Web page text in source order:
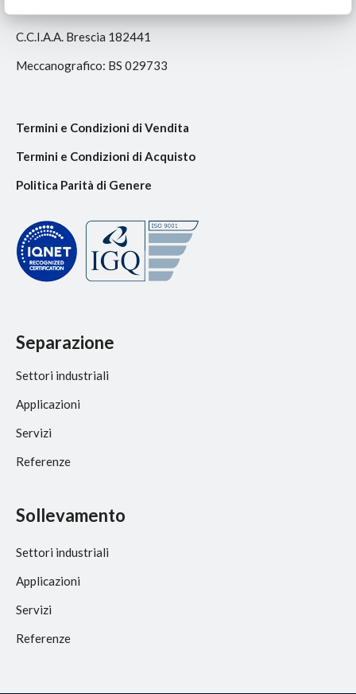
C.C.I.A.A. Brescia 182441
Meccanografico: BS 029733
Termini e Condizioni di Vendita
Termini e Condizioni di Acquisto
Politica Parità di Genere
Separazione
Settori industriali
Applicazioni
Servizi
Referenze
Sollevamento
Settori industriali
Applicazioni
Servizi
Referenze